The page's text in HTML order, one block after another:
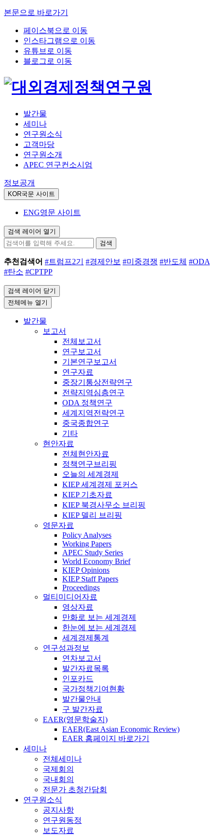
본문으로 바로가기
페이스북으로 이동
인스타그램으로 이동
유튜브로 이동
블로그로 이동
발간물
세미나
연구원소식
고객마당
연구원소개
APEC 연구컨소시엄
정보공개
KOR국문 사이트
ENG영문 사이트
검색 레이어 열기
검색
추천검색어 #트럼프2기 #경제안보 #미중경쟁 #반도체 #ODA
#탄소 #CPTPP
검색 레이어 닫기
전체메뉴 열기
발간물
보고서
전체보고서
연구보고서
기본연구보고서
연구자료
중장기통상전략연구
전략지역심층연구
ODA 정책연구
세계지역전략연구
중국종합연구
기타
현안자료
전체현안자료
정책연구브리핑
오늘의 세계경제
KIEP 세계경제 포커스
KIEP 기초자료
KIEP 북경사무소 브리핑
KIEP 델리 브리핑
영문자료
Policy Analyses
Working Papers
APEC Study Series
World Economy Brief
KIEP Opinions
KIEP Staff Papers
Proceedings
멀티미디어자료
영상자료
만화로 보는 세계경제
한눈에 보는 세계경제
세계경제통계
연구성과정보
연차보고서
발간자료목록
인포카드
국가정책기여현황
발간물안내
구 발간자료
EAER(영문학술지)
EAER(East Asian Economic Review)
EAER 홈페이지 바로가기
세미나
전체세미나
국제회의
국내회의
전문가 초청간담회
연구원소식
공지사항
연구원동정
보도자료